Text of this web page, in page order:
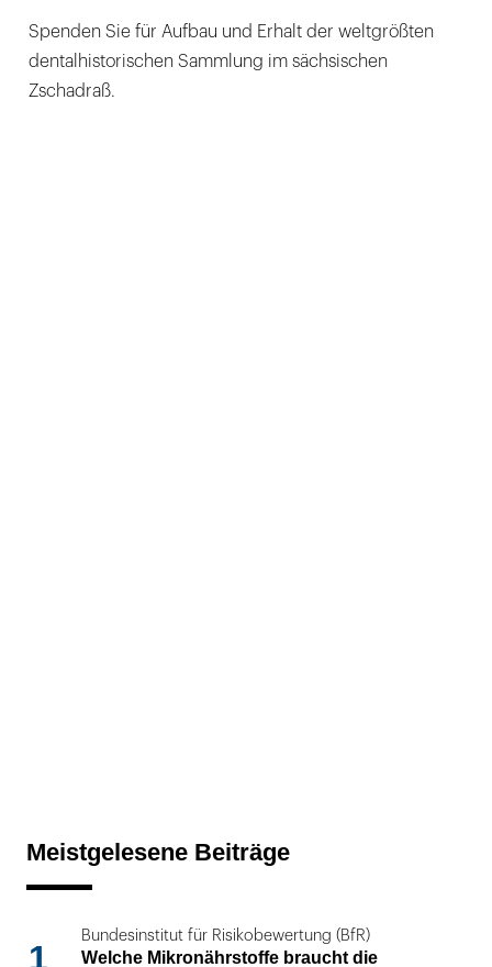
Spenden Sie für Aufbau und Erhalt der weltgrößten
dentalhistorischen Sammlung im sächsischen
Zschadraß.
Meistgelesene Beiträge
1
Bundesinstitut für Risikobewertung (BfR)
Welche Mikronährstoffe braucht die